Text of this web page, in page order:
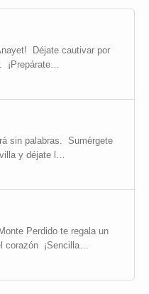
Déjate cautivar por
¡Prepárate…
sin palabras. Sumérgete
y déjate l…
Perdido te regala un
corazón ¡Sencilla…